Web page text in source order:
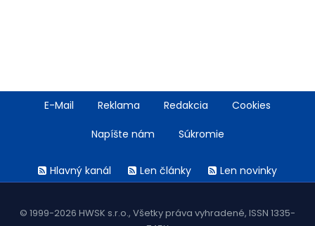
FooterE-Mail Reklama Redakcia Cookies
Napíšte nám Súkromie
menuHlavný kanál Len články Len novinky
© 1999-2026 HWSK s.r.o., Všetky práva vyhradené, ISSN 1335-